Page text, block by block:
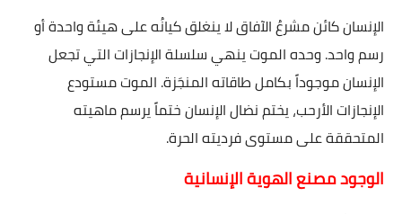
الإنسان كائن مشرعُ الآفاق لا ينغلق كيانُه على هيئة واحدة أو
رسم واحد. وحده الموت ينهي سلسلة الإنجازات التي تجعل
الإنسان موجوداً بكامل طاقاته المنجَزة. الموت مستودع
الإنجازات الأرحب، يختم نضال الإنسان ختماً يرسم ماهيته
المتحققة على مستوى فرديته الحرة.
الوجود مصنع الهوية الإنسانية